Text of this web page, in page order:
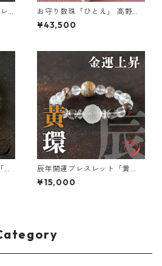
お守り数珠「ひとえ」 高野山
壇上伽藍中門檜 明星【魔除
け・邪気除け・浄化】
¥43,500
ふ
辰年開運ブレスレット「黄
環」金運アップ お守り ブレス
レット
¥15,000